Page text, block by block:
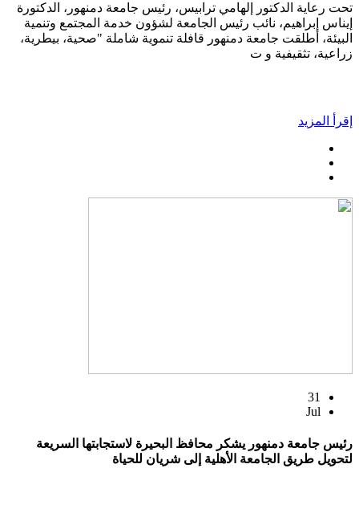
تحت رعاية الدكتور إلهامي ترابيس، رئيس جامعة دمنهور، الدكتورة
إيناس إبراهيم، نائب رئيس الجامعة لشؤون خدمة المجتمع وتنمية
البيئة، أطلقت جامعة دمنهور قافلة تنموية شاملة "صحية، بيطرية،
زراعية، تثقيفية و ت
إقرأ المزيد
31
Jul
رئيس جامعة دمنهور يشكر محافظ البحيرة لاستجابتها السريعة
لتحويل طريق الجامعة الأهلية إلى شريان للحياة